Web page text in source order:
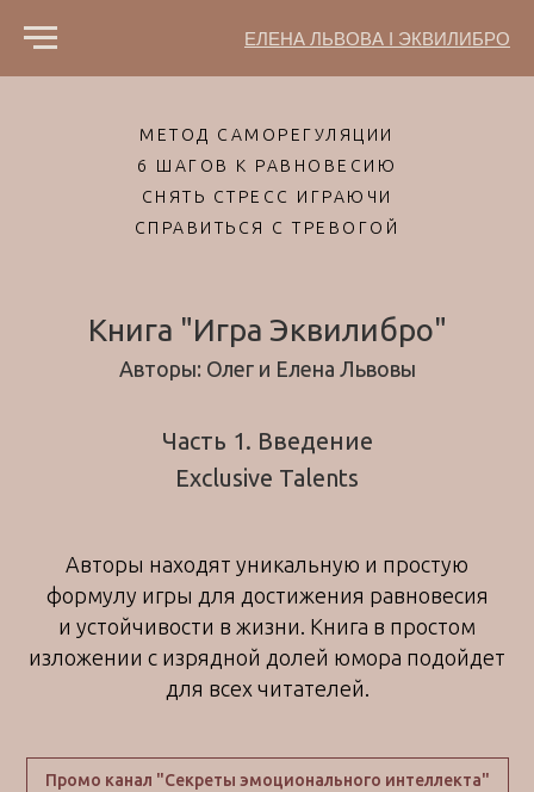
ЕЛЕНА ЛЬВОВА I ЭКВИЛИБРО
МЕТОД САМОРЕГУЛЯЦИИ
6 ШАГОВ К РАВНОВЕСИЮ
СНЯТЬ СТРЕСС ИГРАЮЧИ
СПРАВИТЬСЯ С ТРЕВОГОЙ
Книга "Игра Эквилибро"
Авторы: Олег и Елена Львовы
Часть 1. Введение
Exclusive Talents
Авторы находят уникальную и простую
формулу игры для достижения равновесия
и устойчивости в жизни. Книга в простом
изложении с изрядной долей юмора подойдет
для всех читателей.
Промо канал "Секреты эмоционального интеллекта"